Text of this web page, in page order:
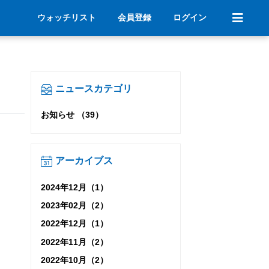
ウォッチリスト 会員登録 ログイン
ニュースカテゴリ
お知らせ （39）
アーカイブス
2024年12月（1）
2023年02月（2）
2022年12月（1）
2022年11月（2）
2022年10月（2）